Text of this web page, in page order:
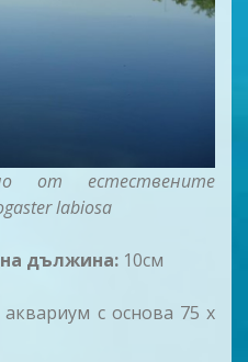
от естествените
labiosa
дължина: 10см
аквариум с основа 75 x